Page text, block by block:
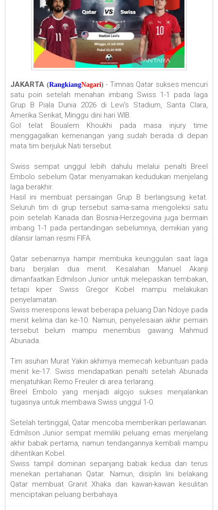
JAKARTA (RangkiangNagari) - Timnas Qatar sukses mencuri
satu poin setelah menahan imbang Swiss 1-1 pada laga
Grup B Piala Dunia 2026 di Levi's Stadium, Santa Clara,
Amerika Serikat, Minggu dini hari WIB.
Gol telat Boualem Khoukhi pada masa injury time
menggagalkan kemenangan yang sudah berada di depan
mata tim berjuluk Nati tersebut.
Swiss sempat unggul lebih dahulu melalui penalti Breel
Embolo sebelum Qatar menyamakan kedudukan menjelang
laga berakhir.
Hasil ini membuat persaingan Grup B berlangsung ketat.
Seluruh tim di grup tersebut sama-sama mengoleksi satu
poin setelah Kanada dan Bosnia-Herzegovina juga bermain
imbang 1-1 pada pertandingan sebelumnya, demikian yang
dilansir laman resmi FIFA.
Qatar sebenarnya hampir membuka keunggulan saat laga
baru berjalan dua menit. Kesalahan Manuel Akanji
dimanfaatkan Edmilson Junior untuk melepaskan tembakan,
tetapi kiper Swiss Gregor Kobel mampu melakukan
penyelamatan.
Swiss merespons lewat beberapa peluang Dan Ndoye pada
menit kelima dan ke-10. Namun, penyelesaian akhir pemain
tersebut belum mampu menembus gawang Mahmud
Abunada.
Tim asuhan Murat Yakin akhirnya memecah kebuntuan pada
menit ke-17. Swiss mendapatkan penalti setelah Abunada
menjatuhkan Remo Freuler di area terlarang.
Breel Embolo yang menjadi algojo sukses menjalankan
tugasnya untuk membawa Swiss unggul 1-0.
Setelah tertinggal, Qatar mencoba memberikan perlawanan.
Edmilson Junior sempat memiliki peluang emas menjelang
akhir babak pertama, namun tendangannya kembali mampu
dihentikan Kobel.
Swiss tampil dominan sepanjang babak kedua dan terus
menekan pertahanan Qatar. Namun, disiplin lini belakang
Qatar membuat Granit Xhaka dan kawan-kawan kesulitan
menciptakan peluang berbahaya.